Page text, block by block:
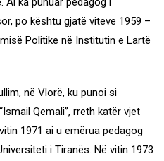
po kështu gjatë viteve 1959 –
Politike në Institutin e Lartë
në Vlorë, ku punoi si
Qemali”, rreth katër vjet
1971 ai u emërua pedagog
i Tiranës. Në vitin 1973